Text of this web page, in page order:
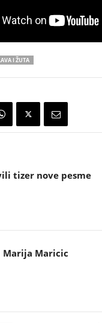
I ŽUTA
tizer nove pesme
Marija Maricic